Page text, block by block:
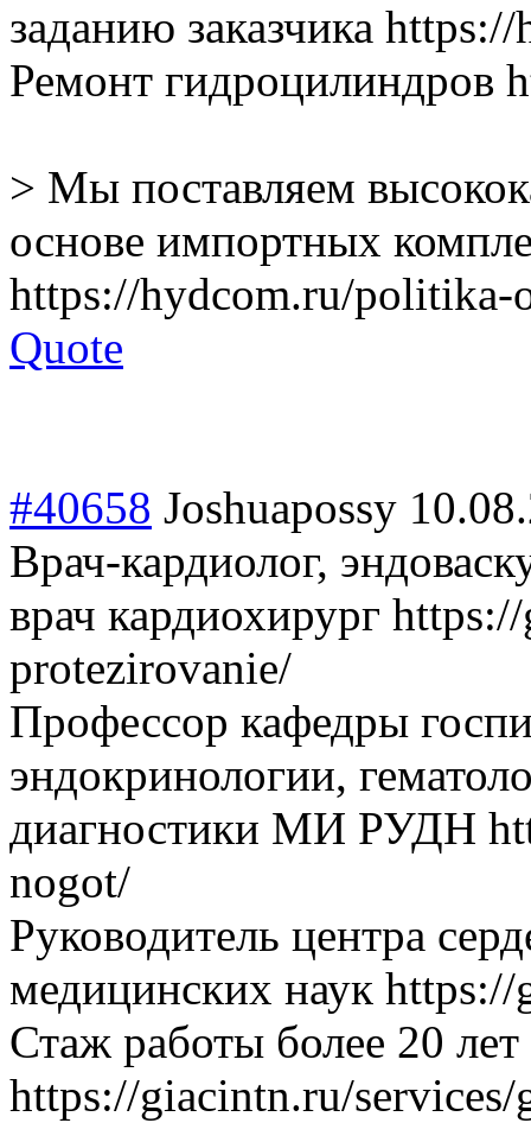
заданию заказчика
Ремонт гидроцилиндров
> Мы поставляем
основе импортных
https://hydcom.ru/politika-
Quote
#40658 Joshuapossy
Врач-кардиолог,
врач кардиохирург
protezirovanie/
Профессор кафедры
эндокринологии,
диагностики МИ РУДН
nogot/
Руководитель центра
медицинских наук
Стаж работы более 20 лет
https://giacintn.ru/